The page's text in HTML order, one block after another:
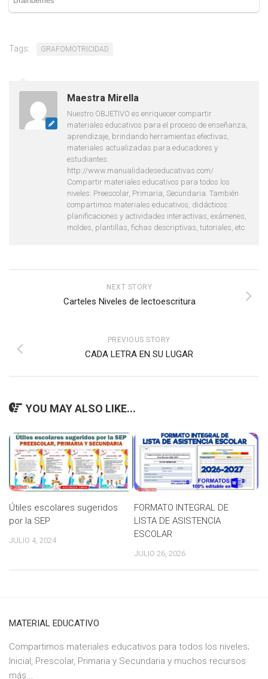
Tags: GRAFOMOTRICIDAD
Maestra Mirella
Nuestro OBJETIVO es enriquecer compartir
materiales educativos para el proceso de enseñanza,
aprendizaje, brindando herramientas efectivas,
materiales actualizadas para educadores y
estudiantes.
http://www.manualidadeseducativas.com/
Compartir materiales educativos para todos los
niveles: Preescolar, Primaria, Secundaria. También
compartimos materiales educativos, didácticos:
planificaciones y actividades interactivas, exámenes,
moldes, plantillas, fichas descriptivas, tutoriales, etc.
NEXT STORY
Carteles Niveles de lectoescritura
PREVIOUS STORY
CADA LETRA EN SU LUGAR
YOU MAY ALSO LIKE...
Útiles escolares sugeridos
por la SEP
JULIO 4, 2024
FORMATO INTEGRAL DE
LISTA DE ASISTENCIA
ESCOLAR
JULIO 26, 2026
MATERIAL EDUCATIVO
Compartimos materiales educativos para todos los niveles;
Inicial, Prescolar, Primaria y Secundaria y muchos recursos
más...